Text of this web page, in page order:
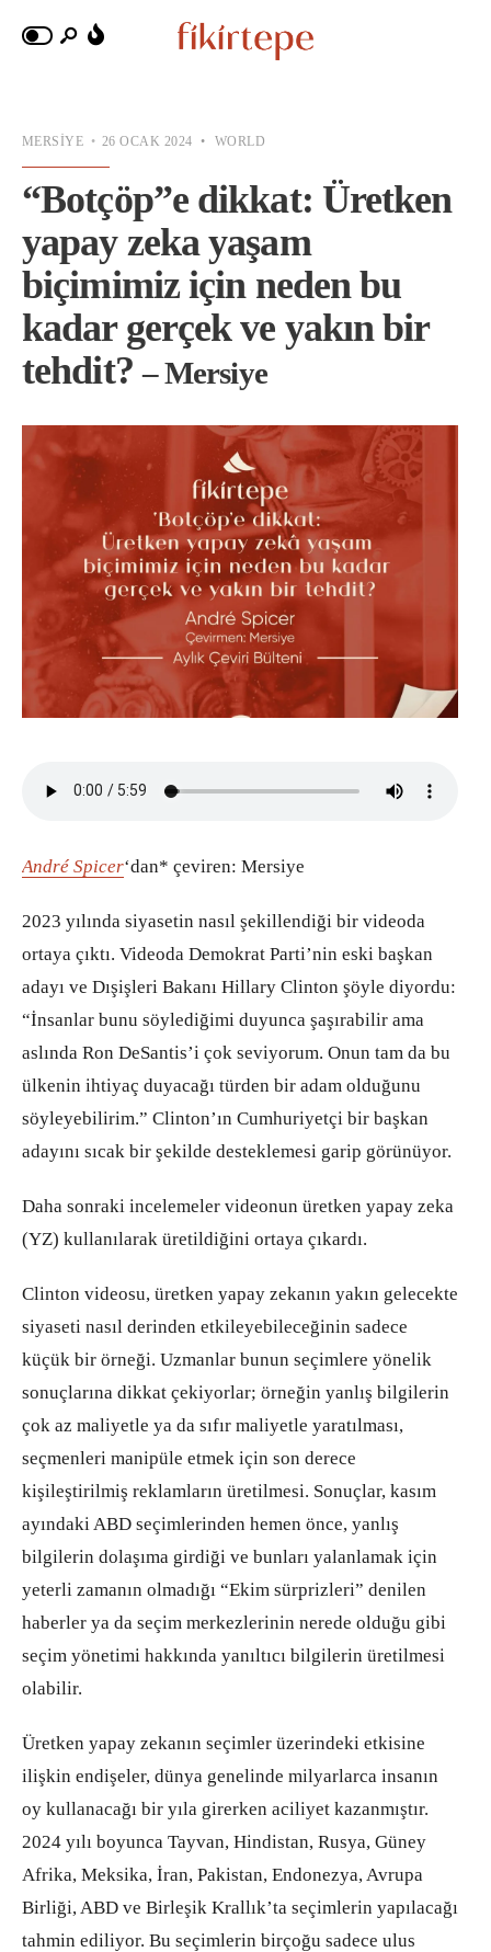
MERSIYE • 26 OCAK 2024 • WORLD
“Botçöp”e dikkat: Üretken
yapay zeka yaşam
biçimimiz için neden bu
kadar gerçek ve yakın bir
tehdit?– Mersiye
André Spicer‘dan* çeviren: Mersiye
2023 yılında siyasetin nasıl şekillendiği bir videoda
ortaya çıktı. Videoda Demokrat Parti’nin eski başkan
adayı ve Dışişleri Bakanı Hillary Clinton şöyle diyordu:
“İnsanlar bunu söylediğimi duyunca şaşırabilir ama
aslında Ron DeSantis’i çok seviyorum. Onun tam da bu
ülkenin ihtiyaç duyacağı türden bir adam olduğunu
söyleyebilirim.” Clinton’ın Cumhuriyetçi bir başkan
adayını sıcak bir şekilde desteklemesi garip görünüyor.
Daha sonraki incelemeler videonun üretken yapay zeka
(YZ) kullanılarak üretildiğini ortaya çıkardı.
Clinton videosu, üretken yapay zekanın yakın gelecekte
siyaseti nasıl derinden etkileyebileceğinin sadece
küçük bir örneği. Uzmanlar bunun seçimlere yönelik
sonuçlarına dikkat çekiyorlar; örneğin yanlış bilgilerin
çok az maliyetle ya da sıfır maliyetle yaratılması,
seçmenleri manipüle etmek için son derece
kişileştirilmiş reklamların üretilmesi. Sonuçlar, kasım
ayındaki ABD seçimlerinden hemen önce, yanlış
bilgilerin dolaşıma girdiği ve bunları yalanlamak için
yeterli zamanın olmadığı “Ekim sürprizleri” denilen
haberler ya da seçim merkezlerinin nerede olduğu gibi
seçim yönetimi hakkında yanıltıcı bilgilerin üretilmesi
olabilir.
Üretken yapay zekanın seçimler üzerindeki etkisine
ilişkin endişeler, dünya genelinde milyarlarca insanın
oy kullanacağı bir yıla girerken aciliyet kazanmıştır.
2024 yılı boyunca Tayvan, Hindistan, Rusya, Güney
Afrika, Meksika, İran, Pakistan, Endonezya, Avrupa
Birliği, ABD ve Birleşik Krallık’ta seçimlerin yapılacağı
tahmin ediliyor. Bu seçimlerin birçoğu sadece ulus